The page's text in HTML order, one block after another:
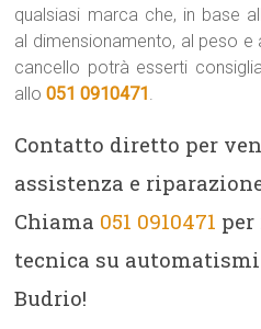
qualsiasi marca che, in base
al dimensionamento, al peso
cancello potrà esserti
allo051 0910471.
Contatto diretto per
assistenza e
Chiama 051 0910471 per
tecnica su
Budrio!